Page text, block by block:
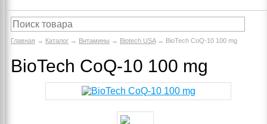
Главная → Каталог → Витамины → Biotech USA→ BioTech CoQ-10 100 mg
BioTech CoQ-10 100 mg